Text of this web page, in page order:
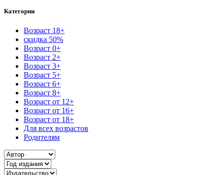
Категории
Возраст 18+
скидка 50%
Возраст 0+
Возраст 2+
Возраст 3+
Возраст 5+
Возраст 6+
Возраст 8+
Возраст от 12+
Возраст от 16+
Возраст от 18+
Для всех возрастов
Родителям